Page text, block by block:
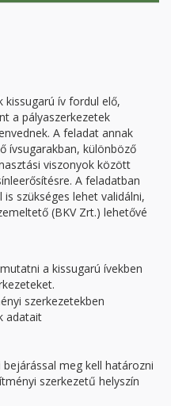
ív fordul elő,
a pályaszerkezetek
A feladat annak
ívsugarakban, különböző
viszonyok között
A feladatban
szükséges lehet validálni,
(BKV Zrt.) lehetővé
a kissugarú ívekben
szerkezetekben
adatait
meg kell határozni
szerkezetű helyszín